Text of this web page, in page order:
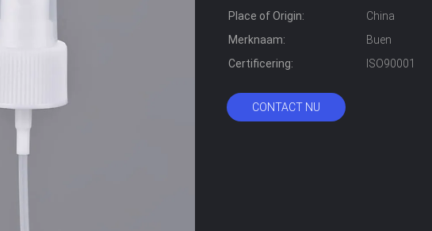
Place of Origin:
China
Merknaam:
Buen
Certificering:
ISO90001
CONTACT NU